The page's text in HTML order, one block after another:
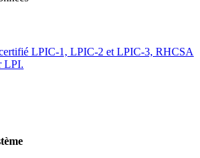
LPIC-1, LPIC-2 et LPIC-3, RHCSA
LPI.